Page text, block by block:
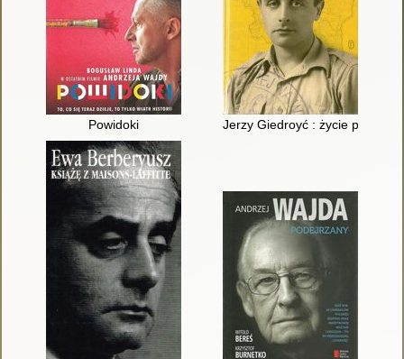
Powidoki Jerzy Giedroyć : życie przed